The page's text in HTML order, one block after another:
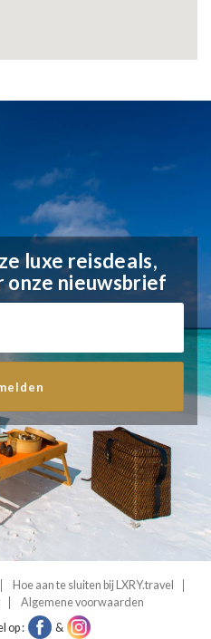
luxe reisdeals,
onze nieuwsbrief
Hoe aan te sluiten bij LXRY.travel
Algemene voorwaarden
op :
&